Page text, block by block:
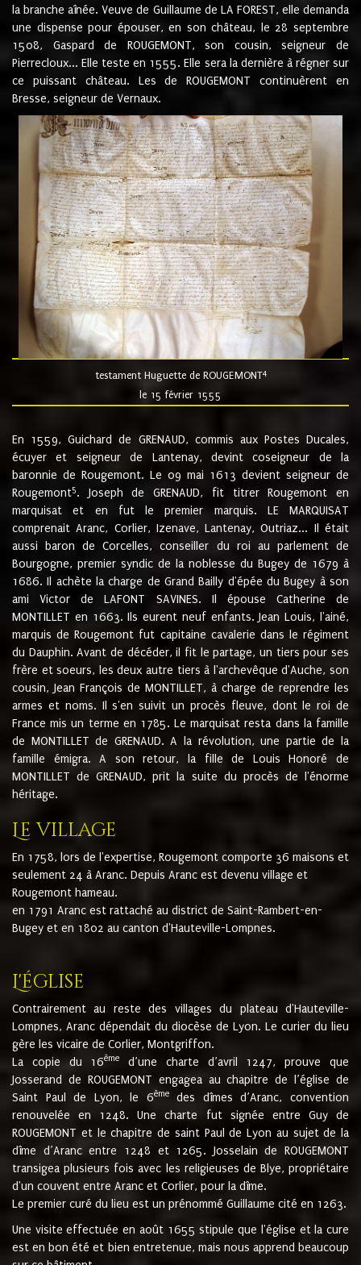
la branche aînée. Veuve de Guillaume de LA FOREST, elle demanda
une dispense pour épouser, en son château, le 28 septembre
1508, Gaspard de ROUGEMONT, son cousin, seigneur de
Pierrecloux... Elle teste en 1555. Elle sera la dernière à régner sur
ce puissant château. Les de ROUGEMONT continuèrent en
Bresse, seigneur de Vernaux.
testament Huguette de ROUGEMONT4
le 15 février 1555
En 1559, Guichard de GRENAUD, commis aux Postes Ducales,
écuyer et seigneur de Lantenay, devint coseigneur de la
baronnie de Rougemont. Le 09 mai 1613 devient seigneur de
Rougemont5. Joseph de GRENAUD, fit titrer Rougemont en
marquisat et en fut le premier marquis. LE MARQUISAT
comprenait Aranc, Corlier, Izenave, Lantenay, Outriaz... Il était
aussi baron de Corcelles, conseiller du roi au parlement de
Bourgogne, premier syndic de la noblesse du Bugey de 1679 à
1686. Il achète la charge de Grand Bailly d'épée du Bugey à son
ami Victor de LAFONT SAVINES. Il épouse Catherine de
MONTILLET en 1663. Ils eurent neuf enfants. Jean Louis, l'ainé,
marquis de Rougemont fut capitaine cavalerie dans le régiment
du Dauphin. Avant de décéder, il fit le partage, un tiers pour ses
frère et soeurs, les deux autre tiers à l'archevêque d'Auche, son
cousin, Jean François de MONTILLET, à charge de reprendre les
armes et noms. Il s'en suivit un procès fleuve, dont le roi de
France mis un terme en 1785. Le marquisat resta dans la famille
de MONTILLET de GRENAUD. A la révolution, une partie de la
famille émigra. A son retour, la fille de Louis Honoré de
MONTILLET de GRENAUD, prit la suite du procès de l'énorme
héritage.
Le village
En 1758, lors de l'expertise, Rougemont comporte 36 maisons et
seulement 24 à Aranc. Depuis Aranc est devenu village et
Rougemont hameau.
en 1791 Aranc est rattaché au district de Saint-Rambert-en-
Bugey et en 1802 au canton d'Hauteville-Lompnes.
L'église
Contrairement au reste des villages du plateau d'Hauteville-
Lompnes, Aranc dépendait du diocèse de Lyon. Le curier du lieu
gère les vicaire de Corlier, Montgriffon.
La copie du 16ème
d’une charte d’avril 1247, prouve que
Josserand de ROUGEMONT engagea au chapitre de l’église de
Saint Paul de Lyon, le 6èmedes dîmes d’Aranc, convention
renouvelée en 1248. Une charte fut signée entre Guy de
ROUGEMONT et le chapitre de saint Paul de Lyon au sujet de la
dîme d’Aranc entre 1248 et 1265. Josselain de ROUGEMONT
transigea plusieurs fois avec les religieuses de Blye, propriétaire
d'un couvent entre Aranc et Corlier, pour la dîme.
Le premier curé du lieu est un prénommé Guillaume cité en 1263.
Une visite effectuée en août 1655 stipule que l'église et la cure
est en bon été et bien entretenue, mais nous apprend beaucoup